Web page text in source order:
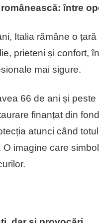
între
Italia rămâne o
prieteni și confort,
mai sigure.
66 de ani și
finanțat din
atunci când
O imagine care